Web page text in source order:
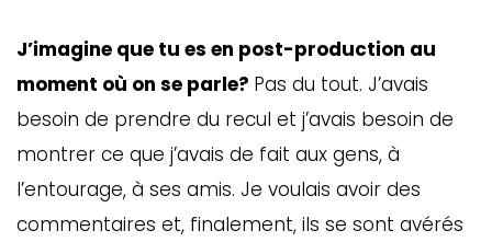
J’imagine que tu es en post-production au
moment où on se parle? Pas du tout. J’avais
besoin de prendre du recul et j’avais besoin de
montrer ce que j’avais de fait aux gens, à
l’entourage, à ses amis. Je voulais avoir des
commentaires et, finalement, ils se sont avérés